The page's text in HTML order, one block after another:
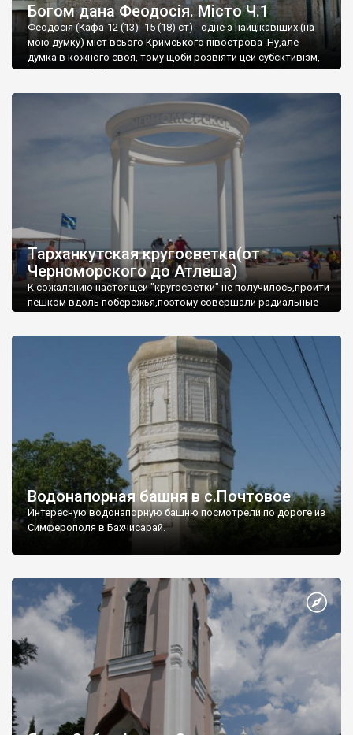
Богом дана Феодосія. Місто Ч.1
Феодосія (Кафа-12 (13) -15 (18) ст) - одне з найцікавіших (на
мою думку) міст всього Кримського півострова .Ну,але
думка в кожного своя, тому щоби розвіяти цей субєктивізм,
запрошую відвідати це
Тарханкутская кругосветка(от
Черноморского до Атлеша)
К сожалению настоящей "кругосветки" не получилось,пройти
пешком вдоль побережья,поэтому совершали радиальные
Водонапорная башня в с.Почтовое
Интересную водонапорную башню посмотрели по дороге из
Симферополя в Бахчисарай.